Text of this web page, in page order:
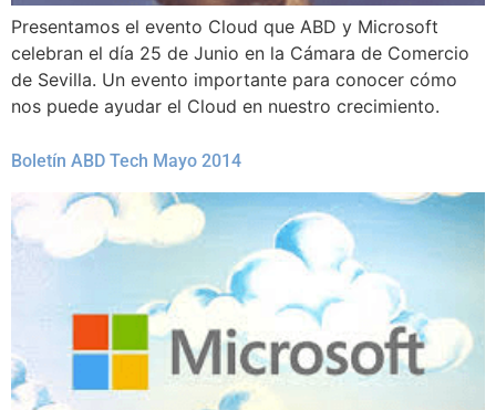
Presentamos el evento Cloud que ABD y Microsoft
celebran el día 25 de Junio en la Cámara de Comercio
de Sevilla. Un evento importante para conocer cómo
nos puede ayudar el Cloud en nuestro crecimiento.
Boletín ABD Tech Mayo 2014